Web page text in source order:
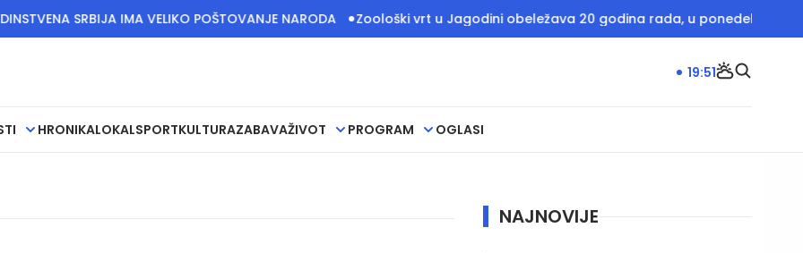
IMA VELIKO POŠTOVANJE NARODA Zoološki vrt u Jagodini obeležava 20 godina rada, u ponedeljak besplatan ulaz
HRONIKALOKALSPORTKULTURAZABAVAŽIVOT PROGRAM OGLASI
19:51
NAJNOVIJE